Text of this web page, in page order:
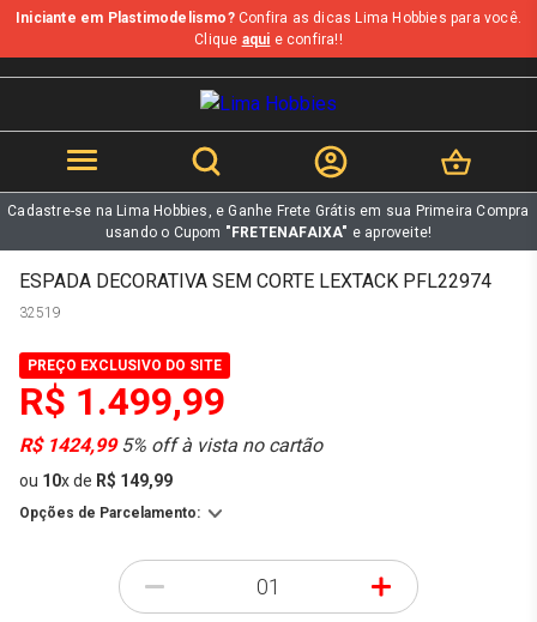
b
Iniciante em Plastimodelismo?Confira as dicas Lima Hobbies para você.
Clique aqui e confira!!
Cadastre-se na Lima Hobbies, e Ganhe Frete Grátis em sua Primeira Compra
usando o Cupom "FRETENAFAIXA" e aproveite!
ESPADA DECORATIVA SEM CORTE LEXTACK PFL22974
32519
PREÇO EXCLUSIVO DO SITE
R$ 1.499,99
R$ 1424,995% off à vista no cartão
ou 10xde R$ 149,99
Opções de Parcelamento:
- +